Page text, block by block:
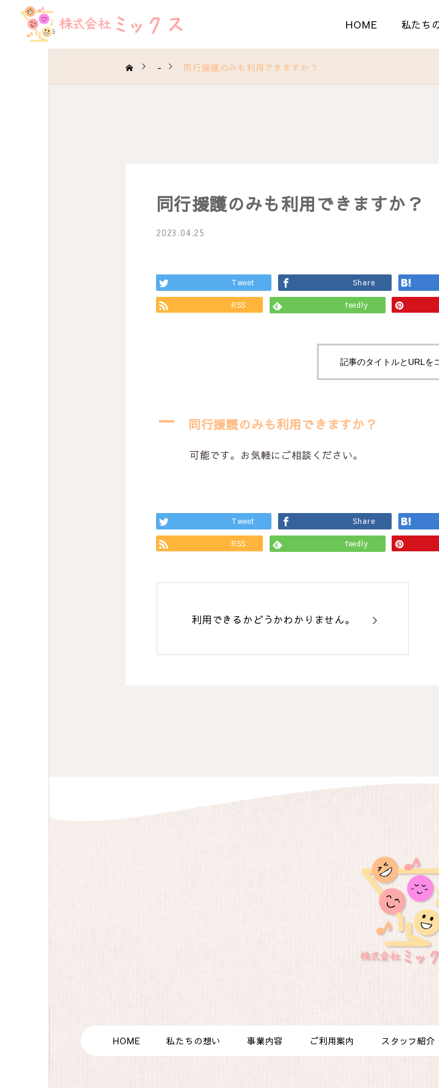
HOME 私たち
- 同行援護のみも利用できますか？
同行援護のみも利用できますか？
2023.04.25
Tweet Share
RSS feedly
記事のタイトルとURLを
A 同行援護のみも利用できますか？
可能です。お気軽にご相談ください。
Tweet Share
RSS feedly
利用できるかどうかわかりません。
HOME 私たちの想い 事業内容 ご利用案内 スタッフ紹介